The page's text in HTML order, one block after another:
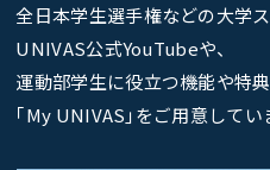
全日本学生選手権などの大学
UNIVAS公式YouTubeや、
運動部学生に役立つ機能や特
｢My UNIVAS｣をご用意してい